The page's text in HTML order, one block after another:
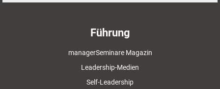
Führung
managerSeminare Magazin
Leadership-Medien
Self-Leadership